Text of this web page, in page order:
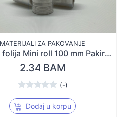
MATERIJALI ZA PAKOVANJE
Stretch folija Mini roll 100 mm Pakiranje 1 rola
2.34 BAM
(-)
Dodaj u korpu